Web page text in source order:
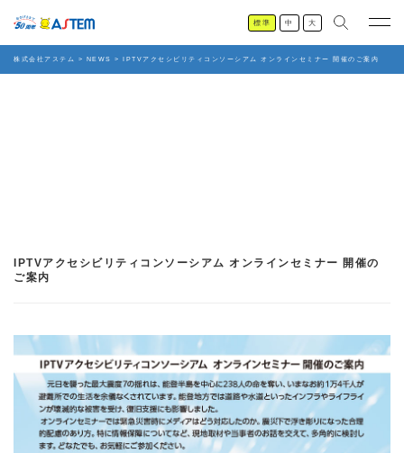
標準 中 大
株式会社アステム > NEWS > IPTVアクセシビリティコンソーシアム オンラインセミナー 開催のご案内
IPTVアクセシビリティコンソーシアム オンラインセミナー 開催の
ご案内